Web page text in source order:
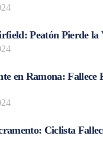
Peatón Pierde la
en Ramona: Fallece
Ciclista